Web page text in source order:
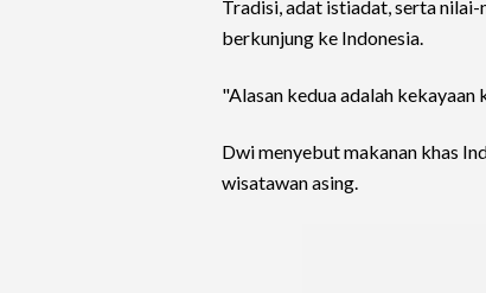
Tradisi, adat istiadat, serta
berkunjung ke Indonesia.
"Alasan kedua adalah
Dwi menyebut makanan khas
wisatawan asing.